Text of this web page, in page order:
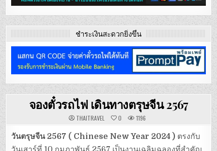
ชำระเงินสะดวกยิ่งขึ้น
จองตั๋วรถไฟ เดินทางตรุษจีน 2567
THAITRAVEL 0 1196
วันตรุษจีน 2567 ( Chinese New Year 2024 ) ตรงกับ